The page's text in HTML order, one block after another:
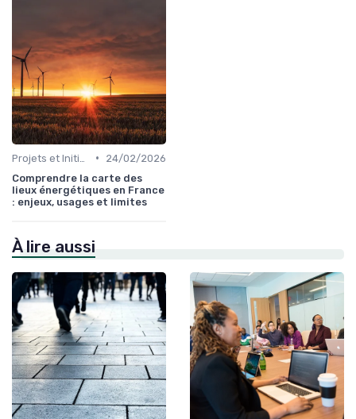
•
24/02/2026
Comprendre la carte des
lieux énergétiques en France
: enjeux, usages et limites
À lire aussi